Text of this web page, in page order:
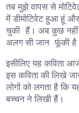
तब मुझे वापस से
में डीमोटिवेट हुआ हूं
चुकी हैं। अब कुछ नहीं
अलग सी जान फूंकी
इसीलिए यह कविता
इस कविता की लिखे
लोगों को लगता है कि
बच्चन ने लिखी हैं।